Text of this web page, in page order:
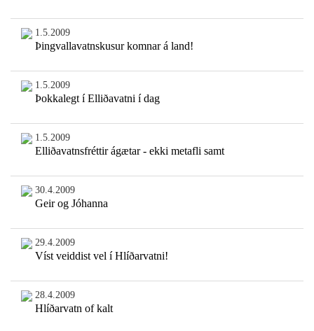
1.5.2009
Þingvallavatnskusur komnar á land!
1.5.2009
Þokkalegt í Elliðavatni í dag
1.5.2009
Elliðavatnsfréttir ágætar - ekki metafli samt
30.4.2009
Geir og Jóhanna
29.4.2009
Víst veiddist vel í Hlíðarvatni!
28.4.2009
Hlíðarvatn of kalt